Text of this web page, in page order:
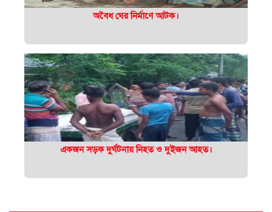
অবৈধ ঘের নির্মাণে আটক।
একজন সড়ক দুর্ঘটনায় নিহত ও দুইজন আহত।